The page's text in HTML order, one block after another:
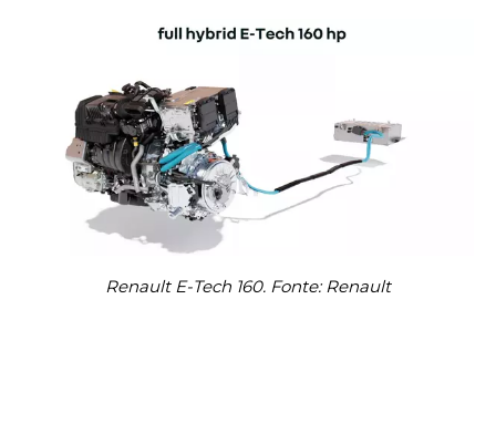
Renault E-Tech 160. Fonte: Renault